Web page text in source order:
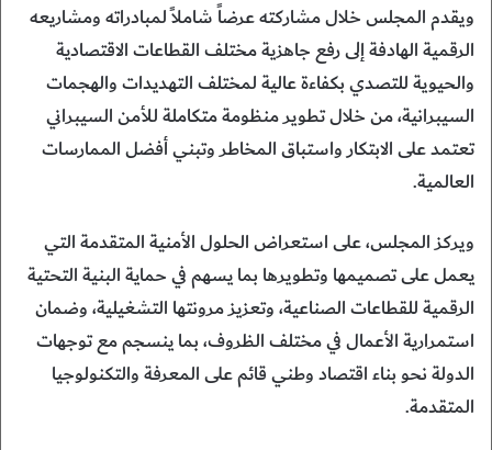
ويقدم المجلس خلال مشاركته عرضاً شاملاً لمبادراته ومشاريعه
الرقمية الهادفة إلى رفع جاهزية مختلف القطاعات الاقتصادية
والحيوية للتصدي بكفاءة عالية لمختلف التهديدات والهجمات
السيبرانية، من خلال تطوير منظومة متكاملة للأمن السيبراني
تعتمد على الابتكار واستباق المخاطر وتبني أفضل الممارسات
العالمية.
ويركز المجلس، على استعراض الحلول الأمنية المتقدمة التي
يعمل على تصميمها وتطويرها بما يسهم في حماية البنية التحتية
الرقمية للقطاعات الصناعية، وتعزيز مرونتها التشغيلية، وضمان
استمرارية الأعمال في مختلف الظروف، بما ينسجم مع توجهات
الدولة نحو بناء اقتصاد وطني قائم على المعرفة والتكنولوجيا
المتقدمة.